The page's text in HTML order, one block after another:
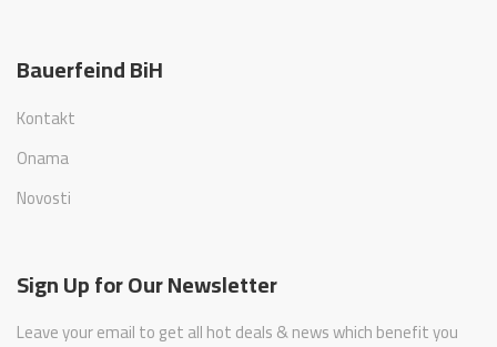
Bauerfeind BiH
Kontakt
Onama
Novosti
Sign Up for Our Newsletter
Leave your email to get all hot deals & news which benefit you